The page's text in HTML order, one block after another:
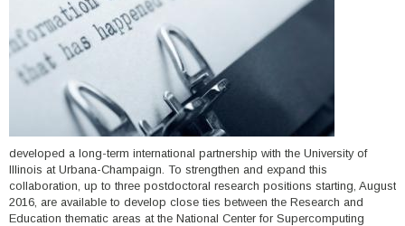
developed a long-term international partnership with the University of
Illinois at Urbana-Champaign. To strengthen and expand this
collaboration, up to three postdoctoral research positions starting, August
2016, are available to develop close ties between the Research and
Education thematic areas at the National Center for Supercomputing